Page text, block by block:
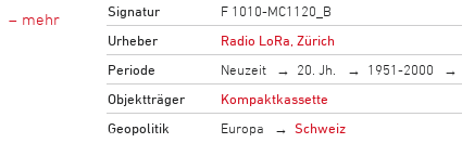
Signatur
F 1010-MC1120_B
Urheber
Radio LoRa, Zürich
Periode
Neuzeit 20. Jh. 1951-2000
Objektträger
Kompaktkassette
Geopolitik
Europa Schweiz